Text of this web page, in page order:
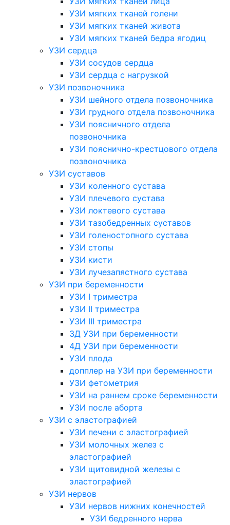
УЗИ мягких тканей голени
УЗИ мягких тканей живота
УЗИ мягких тканей бедра ягодиц
УЗИ сердца
УЗИ сосудов сердца
УЗИ сердца с нагрузкой
УЗИ позвоночника
УЗИ шейного отдела позвоночника
УЗИ грудного отдела позвоночника
УЗИ поясничного отдела
позвоночника
УЗИ пояснично-крестцового отдела
позвоночника
УЗИ суставов
УЗИ коленного сустава
УЗИ плечевого сустава
УЗИ локтевого сустава
УЗИ тазобедренных суставов
УЗИ голеностопного сустава
УЗИ стопы
УЗИ кисти
УЗИ лучезапястного сустава
УЗИ при беременности
УЗИ I триместра
УЗИ II триместра
УЗИ III триместра
3Д УЗИ при беременности
4Д УЗИ при беременности
УЗИ плода
допплер на УЗИ при беременности
УЗИ фетометрия
УЗИ на раннем сроке беременности
УЗИ после аборта
УЗИ с эластографией
УЗИ печени с эластографией
УЗИ молочных желез с
эластографией
УЗИ щитовидной железы с
эластографией
УЗИ нервов
УЗИ нервов нижних конечностей
УЗИ бедренного нерва